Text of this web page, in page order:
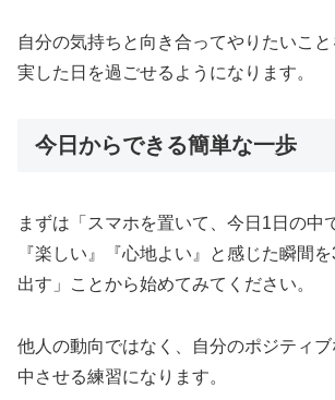
自分の気持ちと向き合ってやりたいこ
実した日を過ごせるようになります。
今日からできる簡単な一歩
まずは「スマホを置いて、今日1日の中
『楽しい』『心地よい』と感じた瞬間
出す」ことから始めてみてください。
他人の動向ではなく、自分のポジティ
中させる練習になります。